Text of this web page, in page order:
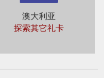
澳大利亚
探索其它礼卡